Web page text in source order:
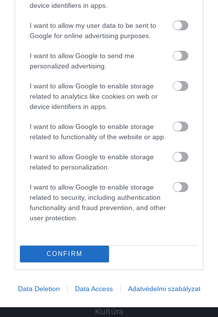
device identifiers in apps.
I want to allow my user data to be sent to
Google for online advertising purposes.
I want to allow Google to send me
personalized advertising.
I want to allow Google to enable storage
related to analytics like cookies on web or
device identifiers in apps.
I want to allow Google to enable storage
related to functionality of the website or app.
I want to allow Google to enable storage
related to personalization.
I want to allow Google to enable storage
related to security, including authentication
functionality and fraud prevention, and other
user protection.
CONFIRM
Data Deletion Data Access Adatvédelmi szabályzat
az ICON állapotát, és a probléma rendszerhibára
Nyitókép: Shutterstock
NASA MŰHOLD
TUDOMÁNY
2026. JÚLIUS 17. ● TUDOMÁNY
A szovjet Éjszakai Boszorkányok, akiktől a
Nyulakat „szült” egy angol nő és még a
király orvosait is…
ROVATOK
Kultúra